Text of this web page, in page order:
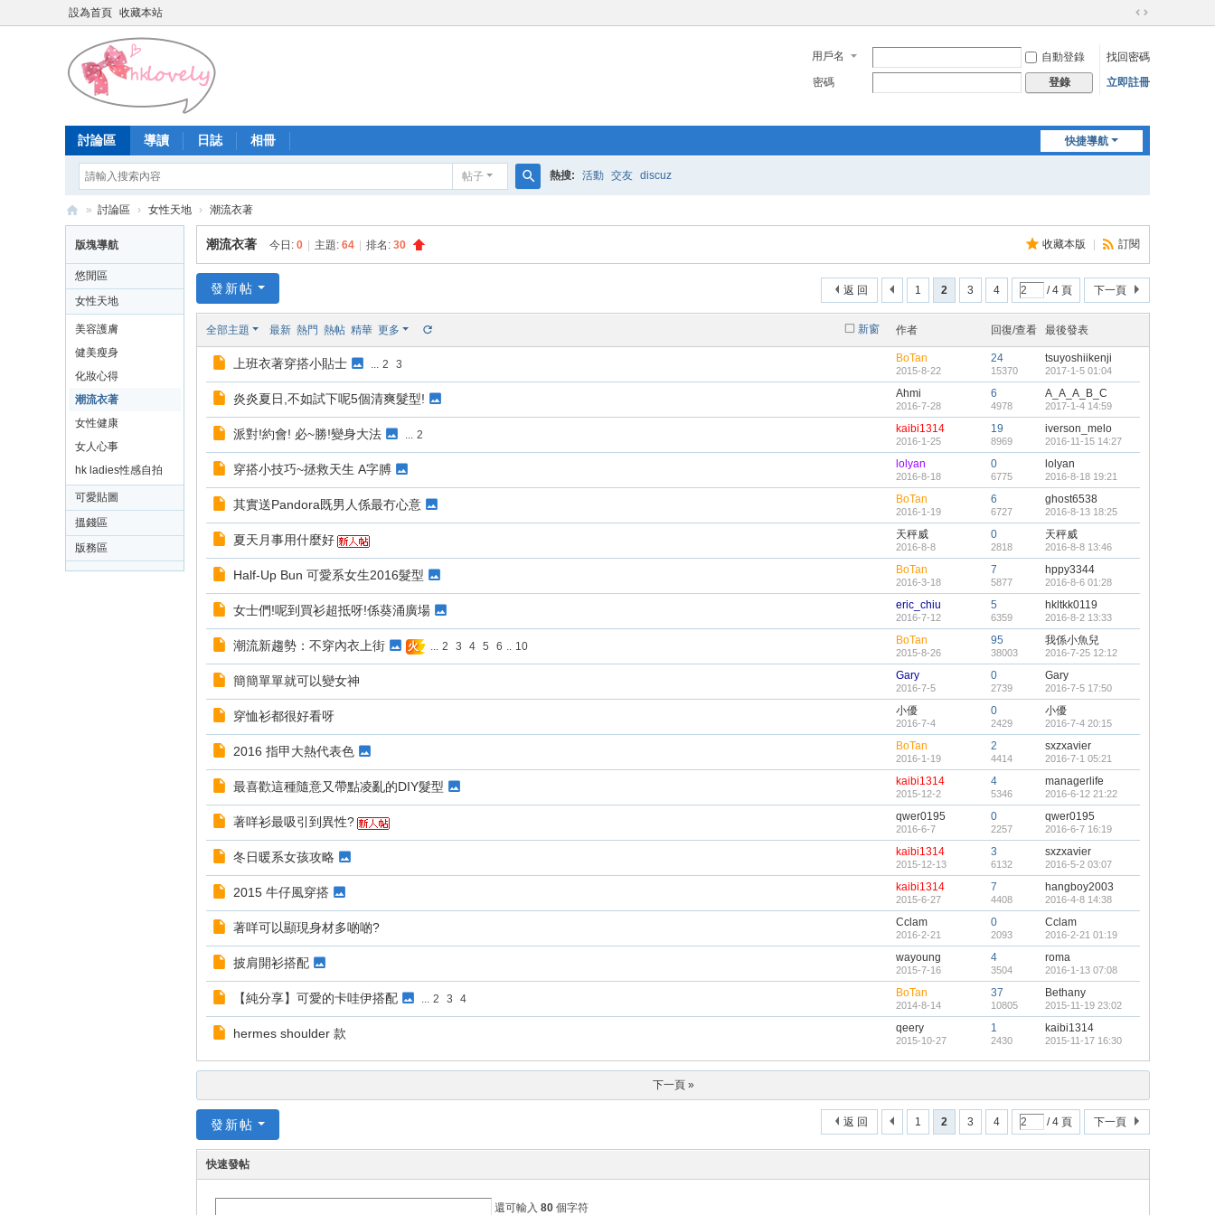
設為首頁 收藏本站
切
到
寬
用戶名 自動登錄
找回密碼
密碼
登錄 立即註冊
快捷導航
討論區 導讀 日誌 相冊
帖子
索
熱搜: 活動 交友 discuz
港
少
女
» 討論區 › 女性天地 › 潮流衣著
版塊導航
悠閒區
女性天地
美容護膚
健美瘦身
化妝心得
潮流衣著
女性健康
女人心事
hk ladies性感自拍
可愛貼圖
搵錢區
版務區
收藏本版 訂閱
潮流衣著 今日: 0 主題: 64 排名: 30
1 2 3 4 / 4 頁 下一頁
返 回
發新帖
新窗
全部主題 最新 熱門 熱帖 精華 更多 作者 回復/查看 最後發表
上班衣著穿搭小貼士 ... 2 3 BoTan
2015-8-22
24
15370
tsuyoshiikenji
2017-1-5 01:04
炎炎夏日,不如試下呢5個清爽髮型! Ahmi
2016-7-28
6
4978
A_A_A_B_C
2017-1-4 14:59
派對!約會! 必~勝!變身大法 ... 2 kaibi1314
2016-1-25
19
8969
iverson_melo
2016-11-15 14:27
穿搭小技巧~拯救天生 A字膊 lolyan
2016-8-18
0
6775
lolyan
2016-8-18 19:21
其實送Pandora既男人係最冇心意 BoTan
2016-1-19
6
6727
ghost6538
2016-8-13 18:25
夏天月事用什麼好 天秤威
2016-8-8
0
2818
天秤威
2016-8-8 13:46
Half-Up Bun 可愛系女生2016髮型 BoTan
2016-3-18
7
5877
hppy3344
2016-8-6 01:28
女士們!呢到買衫超抵呀!係葵涌廣場 eric_chiu
2016-7-12
5
6359
hkltkk0119
2016-8-2 13:33
潮流新趨勢：不穿內衣上街 火 ... 2 3 4 5 6 .. 10 BoTan
2015-8-26
95
38003
我係小魚兒
2016-7-25 12:12
簡簡單單就可以變女神 Gary
2016-7-5
0
2739
Gary
2016-7-5 17:50
穿恤衫都很好看呀 小優
2016-7-4
0
2429
小優
2016-7-4 20:15
2016 指甲大熱代表色 BoTan
2016-1-19
2
4414
sxzxavier
2016-7-1 05:21
最喜歡這種隨意又帶點凌亂的DIY髮型 kaibi1314
2015-12-2
4
5346
managerlife
2016-6-12 21:22
著咩衫最吸引到異性? qwer0195
2016-6-7
0
2257
qwer0195
2016-6-7 16:19
冬日暖系女孩攻略 kaibi1314
2015-12-13
3
6132
sxzxavier
2016-5-2 03:07
2015 牛仔風穿搭 kaibi1314
2015-6-27
7
4408
hangboy2003
2016-4-8 14:38
著咩可以顯現身材多啲啲? Cclam
2016-2-21
0
2093
Cclam
2016-2-21 01:19
披肩開衫搭配 wayoung
2015-7-16
4
3504
roma
2016-1-13 07:08
【純分享】可愛的卡哇伊搭配 ... 2 3 4 BoTan
2014-8-14
37
10805
Bethany
2015-11-19 23:02
hermes shoulder 款 qeery
2015-10-27
1
2430
kaibi1314
2015-11-17 16:30
下一頁 »
1 2 3 4 / 4 頁 下一頁
返 回
發新帖
快速發帖
還可輸入 80 個字符